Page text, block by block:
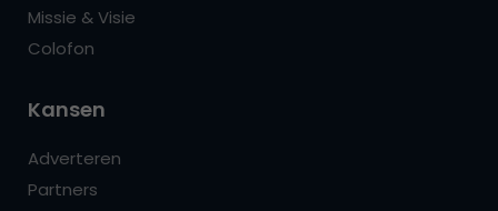
Missie & Visie
Colofon
Kansen
Adverteren
Partners